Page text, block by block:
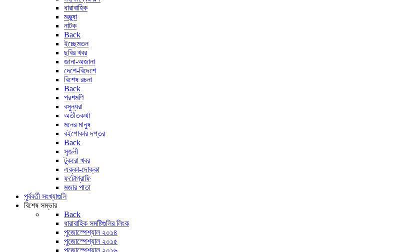
ধারাবাহিক
মঞ্জুষা
নাটক
Back
ইচ্ছেমতন
ছবির খবর
জানা-অজানা
দেশে-বিদেশে
বিশেষ রচনা
Back
পরশমণি
বসুন্ধরা
অতীতকথা
মনের মানুষ
বইপোকার দপ্তর
Back
সৃজনী
টুকরো খবর
এক্কা-দোক্কা
ফটোগ্রাফি
মজার পাতা
পূর্ববর্তী সংখ্যাগুলি
বিশেষ সম্ভার
Back
ধারাবাহিক সমষ্টিগুলির লিংক
পুজোস্পেশ্যাল ২০১৪
পুজোস্পেশ্যাল ২০১৫
পুজোস্পেশ্যাল ২০১৬